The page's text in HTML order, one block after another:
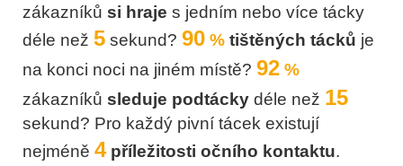
zákazníků si hraje s jedním nebo více tácky
déle než 5 sekund? 90 % tištěných tácků je
na konci noci na jiném místě? 92 %
zákazníků sleduje podtácky déle než 15
sekund? Pro každý pivní tácek existují
nejméně 4 příležitosti očního kontaktu.